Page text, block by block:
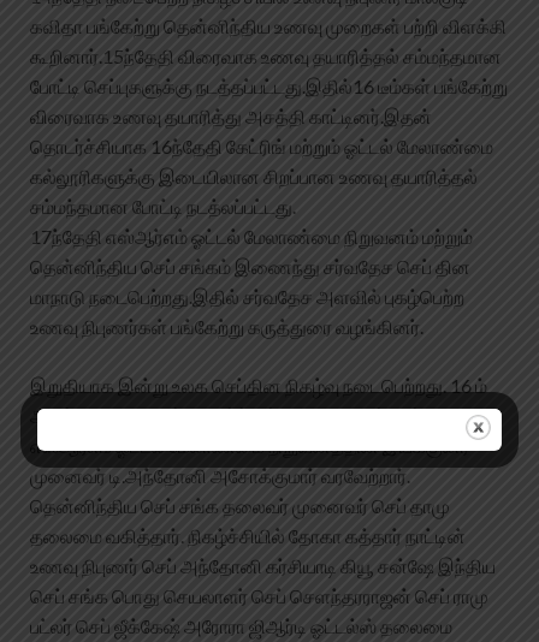
கவிதா பங்கேற்று தென்னிந்திய உணவு முறைகள் பற்றி விளக்கி
கூறினார்.15ந்தேதி விரைவாக உணவு தயாரித்தல் சம்மந்தமான
போட்டி செப்புகளுக்கு நடத்தப்பட்டது.இதில்16 டீம்கள் பங்கேற்று
விரைவாக உணவு தயாரித்து அசத்தி காட்டினர்.இதன்
தொடர்ச்சியாக 16ந்தேதி கேட்ரிங் மற்றும் ஓட்டல் மேலாண்மை
கல்லூரிகளுக்கு இடையிலான சிறப்பான உணவு தயாரித்தல்
சம்மந்தமான போட்டி நடத்லப்பட்டது.
17ந்தேதி எஸ்ஆர்எம் ஓட்டல் மேலாண்மை நிறுவனம் மற்றும்
தென்னிந்திய செப் சங்கம் இணைந்து சர்வதேச செப் தின
மாநாடு நடைபெற்றது.இதில் சர்வதேச அளவில் புகழ்பெற்ற
உணவு நிபுணர்கள் பங்கேற்று கருத்துரை வழங்கினர்.
இறுதியாக இன்று உலக செப்தின நிகழ்வு நடைபெற்றது. 16 ம்
ஆண்டாக நடைபெற்ற நிகழ்ச்சிக்கு வருகை தந்தவர்களை
எஸ்ஆர்எம் ஓட்டல் மேலாண்மை நிறுவனத்தின் இயக்குனர்
முனைவர் டி.அந்தோனி அசோக்குமார் வரவேற்றார்.
தென்னிந்திய செப் சங்க தலைவர் முனைவர் செப் தாமு
தலைமை வகித்தார். நிகழ்ச்சியில் தோகா கத்தார் நாட்டின்
உணவு நிபுணர் செப் அந்தோனி கர்சியாடி கியூ சன்ஷே இந்திய
செப் சங்க பொது செயலாளர் செப் செளந்தரராஜன் செப் ராமு
பட்லர் செப் ஜீக்கேஷ் அரோரா ஜிஆர்டி ஓட்டல்ஸ் தலைமை